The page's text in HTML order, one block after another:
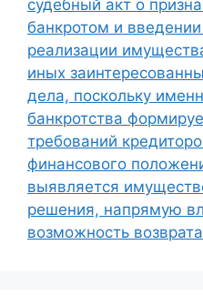
судебный акт о
банкротом и
реализации
иных
дела, поскольку
банкротства
требований
финансового
выявляется
решения, напрямую
возможность